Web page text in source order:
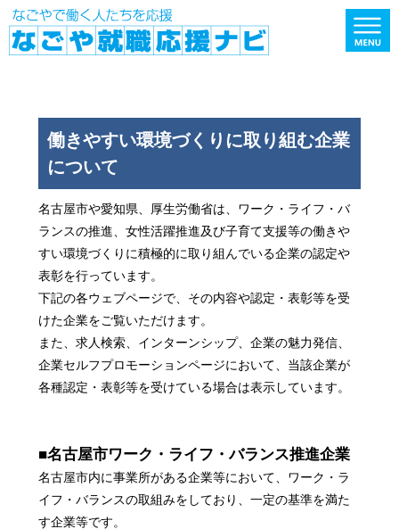
働きやすい環境づくりに取り組む企業
について
名古屋市や愛知県、厚生労働省は、ワーク・ライフ・バ
ランスの推進、女性活躍推進及び子育て支援等の働きや
すい環境づくりに積極的に取り組んでいる企業の認定や
表彰を行っています。
下記の各ウェブページで、その内容や認定・表彰等を受
けた企業をご覧いただけます。
また、求人検索、インターンシップ、企業の魅力発信、
企業セルフプロモーションページにおいて、当該企業が
各種認定・表彰等を受けている場合は表示しています。
■名古屋市ワーク・ライフ・バランス推進企業
名古屋市内に事業所がある企業等において、ワーク・ラ
イフ・バランスの取組みをしており、一定の基準を満た
す企業等です。